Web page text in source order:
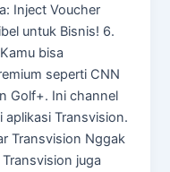
Inject Voucher
untuk Bisnis! 6.
bisa
seperti CNN
Golf+. Ini channel
Transvision.
Transvision Nggak
juga